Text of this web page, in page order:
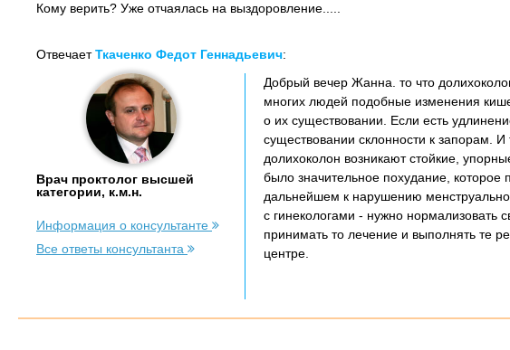
Кому верить? Уже отчаялась на выздоровление.....
ОтвечаетТкаченко Федот Геннадьевич:
Врач проктолог высшей
категории, к.м.н.
Информация о консультанте
Все ответы консультанта
Добрый вечер Жанна. то что
многих людей подобные изменения
о их существовании. Если есть
существовании склонности к запорам.
долихоколон возникают стойкие,
было значительное похудание,
дальнейшем к нарушению
с гинекологами - нужно нормализовать
принимать то лечение и выполнять те
центре.